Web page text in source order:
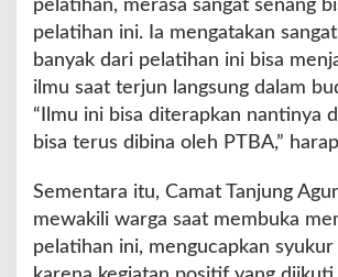
pelatihan, merasa sangat senang
pelatihan ini. Ia mengatakan
banyak dari pelatihan ini bisa
ilmu saat terjun langsung dalam
“Ilmu ini bisa diterapkan nantinya
bisa terus dibina oleh PTBA,”
Sementara itu, Camat Tanjung
mewakili warga saat membuka
pelatihan ini, mengucapkan syukur